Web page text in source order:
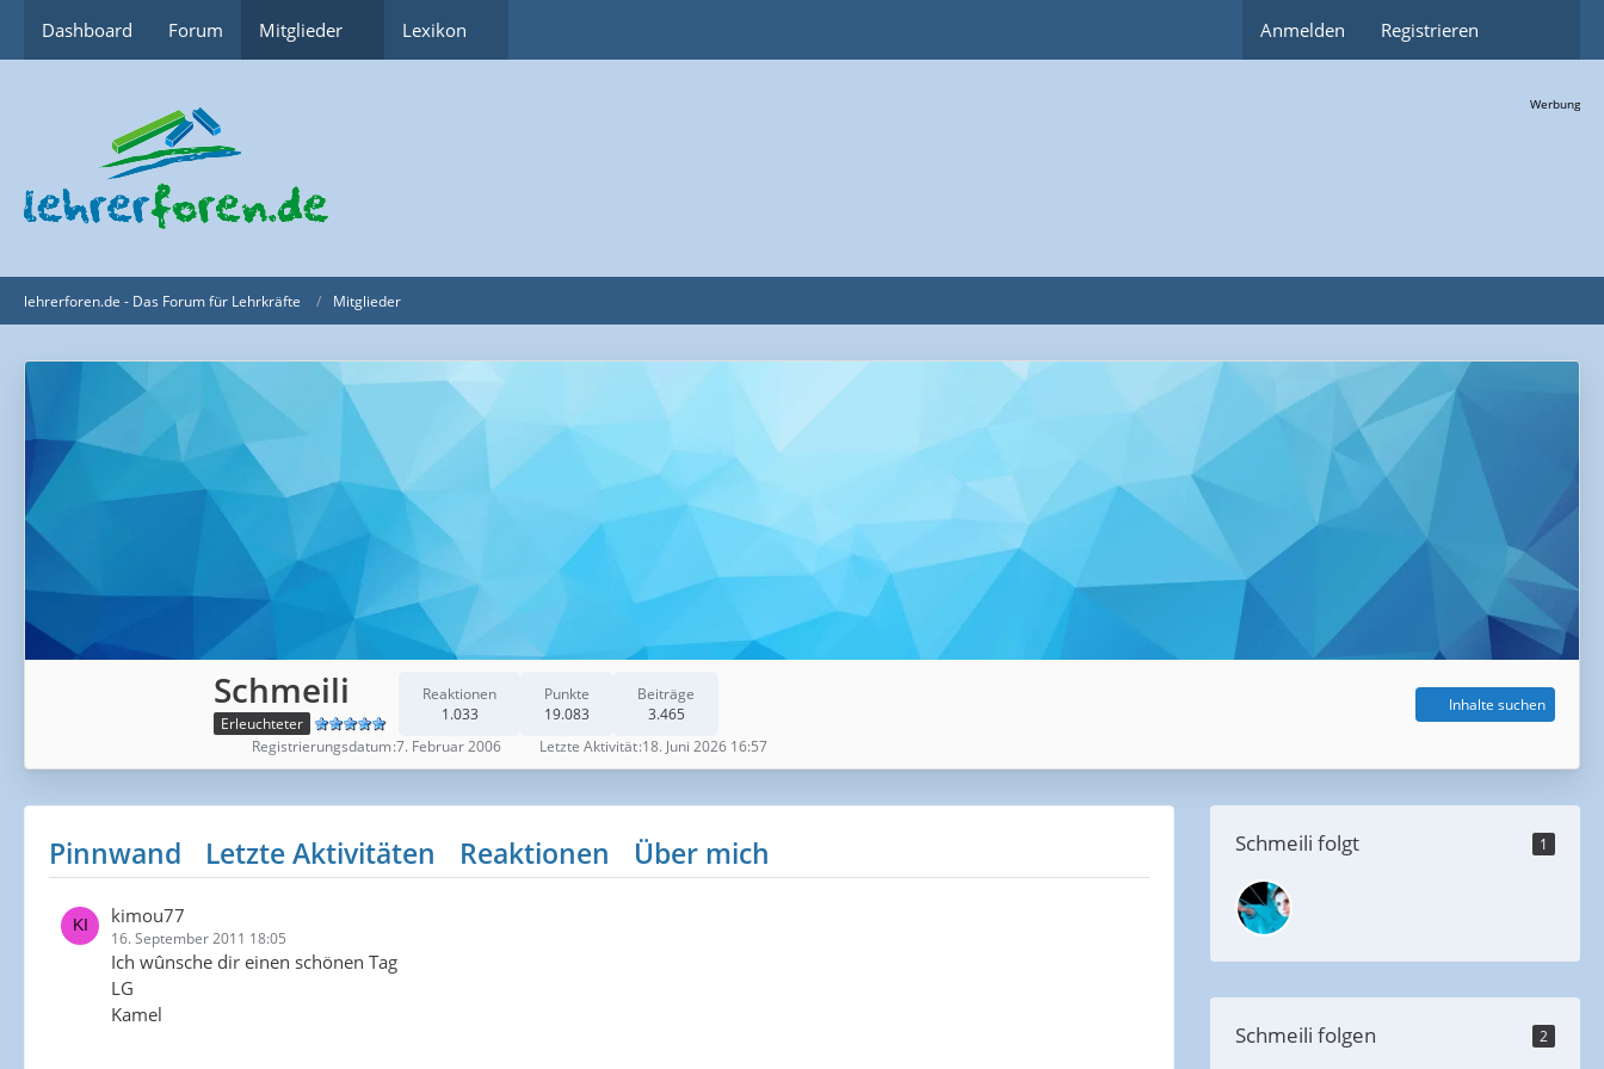
Dashboard Forum Mitglieder Lexikon Anmelden Registrieren
Werbung
lehrerforen.de - Das Forum für Lehrkräfte Mitglieder
Schmeili
Erleuchteter
Reaktionen
1.033
Punkte
19.083
Beiträge
3.465
Inhalte suchen
Registrierungsdatum 7. Februar 2006 Letzte Aktivität 18. Juni 2026 16:57
Pinnwand Letzte Aktivitäten Reaktionen Über mich
kimou77
16. September 2011 18:05
Ich wûnsche dir einen schönen Tag
LG
Kamel
Schmeili folgt 1
Schmeili folgen 2